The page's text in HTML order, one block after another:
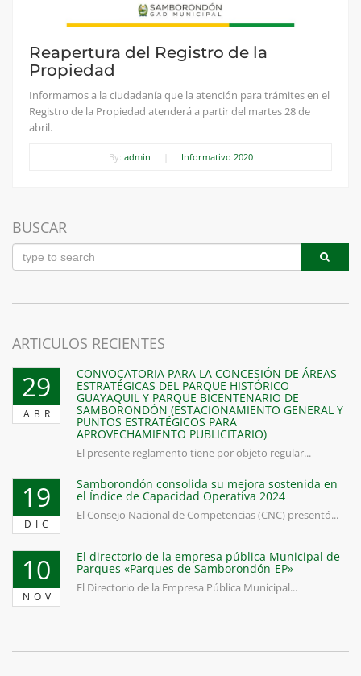
Reapertura del Registro de la
Propiedad
Informamos a la ciudadanía que la atención para trámites en el
Registro de la Propiedad atenderá a partir del martes 28 de
abril.
By: admin Informativo 2020
BUSCAR
ARTICULOS RECIENTES
29
ABR
CONVOCATORIA PARA LA CONCESIÓN DE ÁREAS
ESTRATÉGICAS DEL PARQUE HISTÓRICO
GUAYAQUIL Y PARQUE BICENTENARIO DE
SAMBORONDÓN (ESTACIONAMIENTO GENERAL Y
PUNTOS ESTRATÉGICOS PARA
APROVECHAMIENTO PUBLICITARIO)
El presente reglamento tiene por objeto regular...
19
DIC
Samborondón consolida su mejora sostenida en
el Índice de Capacidad Operativa 2024
El Consejo Nacional de Competencias (CNC) presentó...
10
NOV
El directorio de la empresa pública Municipal de
Parques «Parques de Samborondón-EP»
El Directorio de la Empresa Pública Municipal...